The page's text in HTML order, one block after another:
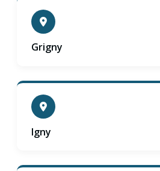
Grigny
Igny